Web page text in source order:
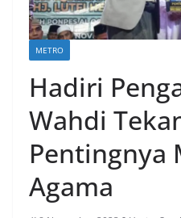
METRO
Hadiri
Wahdi
Pentingnya
Agama